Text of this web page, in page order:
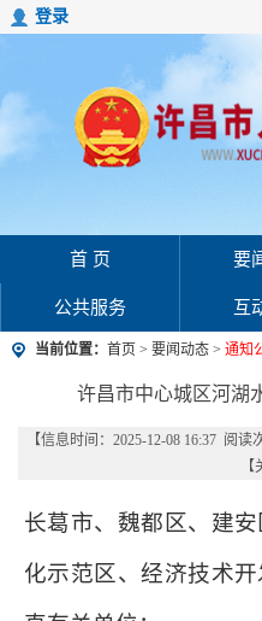
登录
首 页 要
公共服务 互
当前位置： 首页 > 要闻动态 > 通知
许昌市中心城区河湖
【信息时间：2025-12-08 16:37 阅读
【
长葛市、魏都区、建
化示范区、经济技术